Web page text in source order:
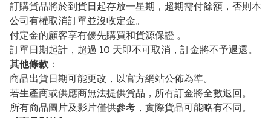
訂購貨品將於到貨日起存放一星期，超期需付餘額，否則本
公司有權取消訂單並沒收定金。
付定金的顧客享有優先購買和貨源保證 。
訂單日期起計，超過 10 天即不可取消，訂金將不予退還。
其他條款 ：
商品出貨日期可能更改，以官方網站公佈為準。
若生產商或供應商無法提供貨品，所有訂金將全數退回。
所有商品圖片及影片僅供參考，實際貨品可能略有不同。